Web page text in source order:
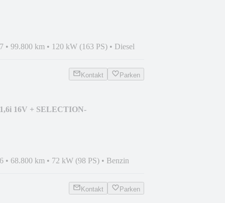
• 99.800 km • 120 kW (163 PS) • Diesel
Kontakt Parken
16V + SELECTION-
• 68.800 km • 72 kW (98 PS) • Benzin
Kontakt Parken